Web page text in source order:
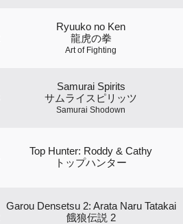
Ryuuko no Ken
龍虎の拳
Art of Fighting
Samurai Spirits
サムライスピリッツ
Samurai Shodown
Top Hunter: Roddy & Cathy
トップハンター
Garou Densetsu 2: Arata Naru Tatakai
餓狼伝説 2